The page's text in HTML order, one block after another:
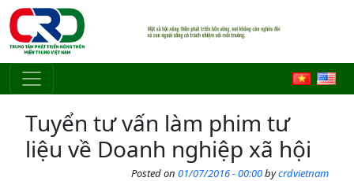
Skip to main content
Tuyển tư vấn làm phim tư
liệu về Doanh nghiệp xã hội
Posted on 01/07/2016 - 00:00bycrdvietnam